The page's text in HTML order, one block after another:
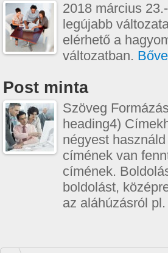
2018 március
legújabb
elérhető a
változatban.
Post minta
Szöveg
heading4)
négyest
címének van
címének.
boldolást,
az aláhúzásról